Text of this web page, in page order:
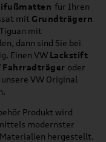
für Ihren
mit Grundträgern
mit
dann sind Sie bei
Einen VW Lackstift
Fahrradträger oder
VW Original
Produkt wird
modernster
hergestellt.